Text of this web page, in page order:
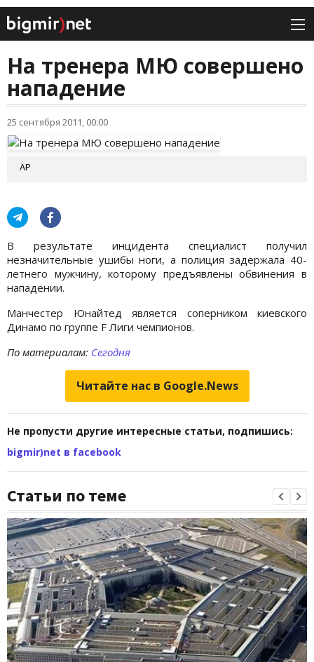
На тренера МЮ совершено
нападение
25 сентября 2011, 00:00
AP
В результате инцидента специалист получил
незначительные ушибы ноги, а полиция задержала 40-
летнего мужчину, которому предъявлены обвинения в
нападении.
Манчестер Юнайтед является соперником киевского
Динамо по группе F Лиги чемпионов.
По материалам: Сегодня
Читайте нас в Google.News
Не пропусти другие интересные статьи, подпишись:
bigmir)net в facebook
Статьи по теме